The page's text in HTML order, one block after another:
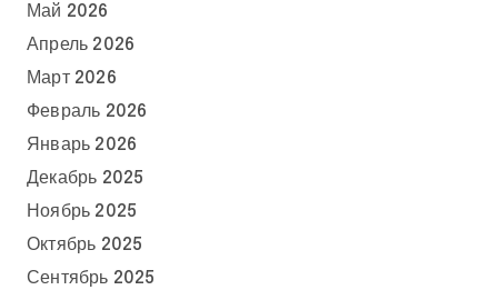
Май 2026
Апрель 2026
Март 2026
Февраль 2026
Январь 2026
Декабрь 2025
Ноябрь 2025
Октябрь 2025
Сентябрь 2025